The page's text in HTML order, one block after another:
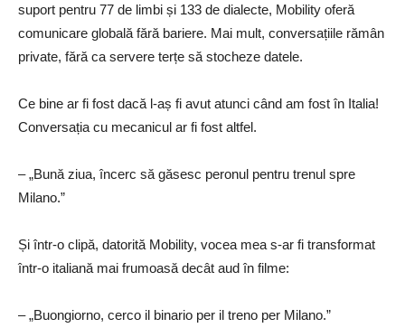
suport pentru 77 de limbi și 133 de dialecte, Mobility oferă
comunicare globală fără bariere. Mai mult, conversațiile rămân
private, fără ca servere terțe să stocheze datele.
Ce bine ar fi fost dacă l-aș fi avut atunci când am fost în Italia!
Conversația cu mecanicul ar fi fost altfel.
– „Bună ziua, încerc să găsesc peronul pentru trenul spre
Milano.”
Și într-o clipă, datorită Mobility, vocea mea s-ar fi transformat
într-o italiană mai frumoasă decât aud în filme:
– „Buongiorno, cerco il binario per il treno per Milano.”